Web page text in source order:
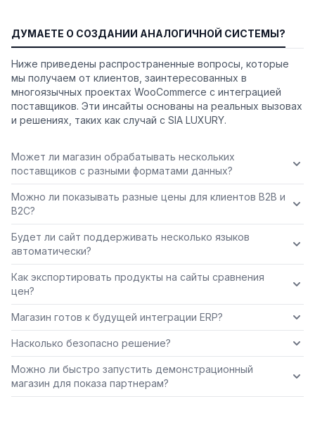
ДУМАЕТЕ О СОЗДАНИИ АНАЛОГИЧНОЙ СИСТЕМЫ?
Ниже приведены распространенные вопросы, которые
мы получаем от клиентов, заинтересованных в
многоязычных проектах WooCommerce с интеграцией
поставщиков. Эти инсайты основаны на реальных вызовах
и решениях, таких как случай с SIA LUXURY.
Может ли магазин обрабатывать нескольких
поставщиков с разными форматами данных?
Можно ли показывать разные цены для клиентов B2B и
B2C?
Будет ли сайт поддерживать несколько языков
автоматически?
Как экспортировать продукты на сайты сравнения
цен?
Магазин готов к будущей интеграции ERP?
Насколько безопасно решение?
Можно ли быстро запустить демонстрационный
магазин для показа партнерам?